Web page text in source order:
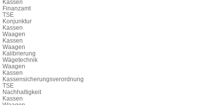
Kassen
Finanzamt
TSE
Konjunktur
Kassen
Waagen
Kassen
Waagen
Kalibrierung
Wägetechnik
Waagen
Kassen
Kassensicherungsverordnung
TSE
Nachhaltigkeit
Kassen